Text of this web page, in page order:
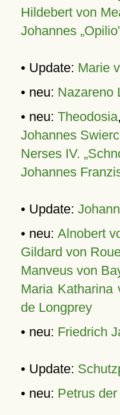
Hildebert von
Johannes
• Update: Marie
• neu: Nazareno
• neu: Theodosia,
Johannes
Nerses IV.
Johannes
• Update:
• neu: Alnobert
Gildard von
Manveus von
Maria Katharina
de Longprey
• neu: Friedrich
• Update:
• neu: Petrus